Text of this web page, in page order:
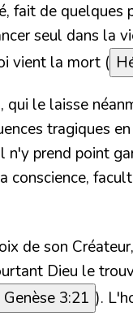
de
seul dans la
vient la mort (
le laisse
tragiques
prend point
de son
Dieu le
Genèse 3:21 ).